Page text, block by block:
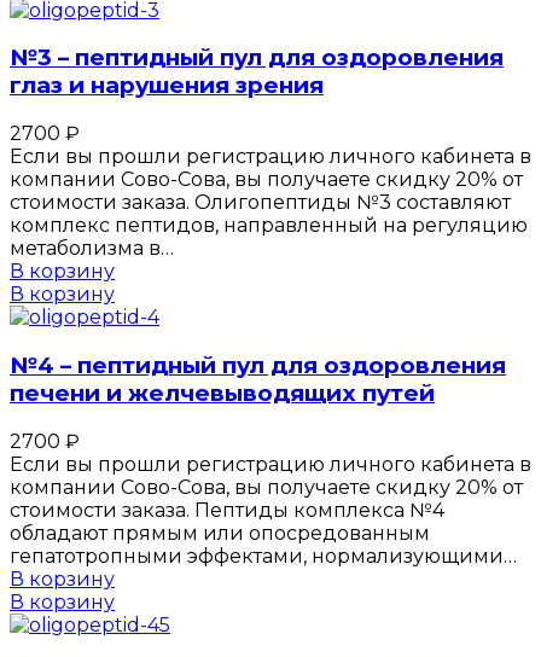
№3 – пептидный пул для оздоровления
глаз и нарушения зрения
2700 ₽
Если вы прошли регистрацию личного кабинета в
компании Сово-Сова, вы получаете скидку 20% от
стоимости заказа. Олигопептиды №3 составляют
комплекс пептидов, направленный на регуляцию
метаболизма в…
В корзину
В корзину
№4 – пептидный пул для оздоровления
печени и желчевыводящих путей
2700 ₽
Если вы прошли регистрацию личного кабинета в
компании Сово-Сова, вы получаете скидку 20% от
стоимости заказа. Пептиды комплекса №4
обладают прямым или опосредованным
гепатотропными эффектами, нормализующими…
В корзину
В корзину